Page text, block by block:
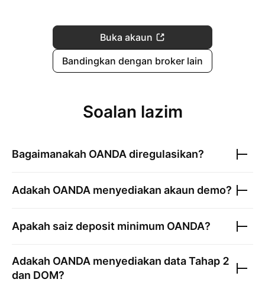
Buka akaun
Bandingkan dengan broker lain
Soalan lazim
Bagaimanakah OANDAdiregulasikan?
Adakah OANDA menyediakan akaun demo?
Apakah saiz deposit minimum OANDA?
Adakah OANDA menyediakan data Tahap 2
dan DOM?